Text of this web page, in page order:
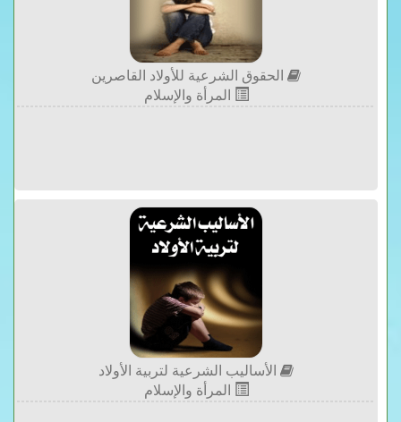
الحقوق الشرعية للأولاد القاصرين
المرأة والإسلام
الأساليب الشرعية لتربية الأولاد
المرأة والإسلام